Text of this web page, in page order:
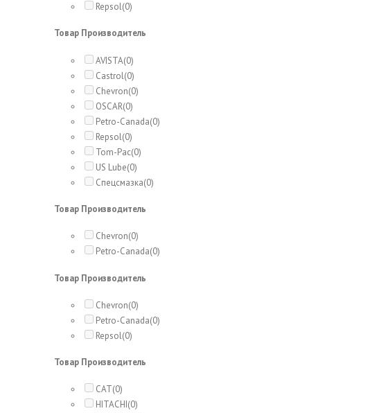
Repsol(0)
Товар Производитель
AVISTA(0)
Castrol(0)
Chevron(0)
OSCAR(0)
Petro-Canada(0)
Repsol(0)
Tom-Pac(0)
US Lube(0)
Спецсмазка(0)
Товар Производитель
Chevron(0)
Petro-Canada(0)
Товар Производитель
Chevron(0)
Petro-Canada(0)
Repsol(0)
Товар Производитель
CAT(0)
HITACHI(0)